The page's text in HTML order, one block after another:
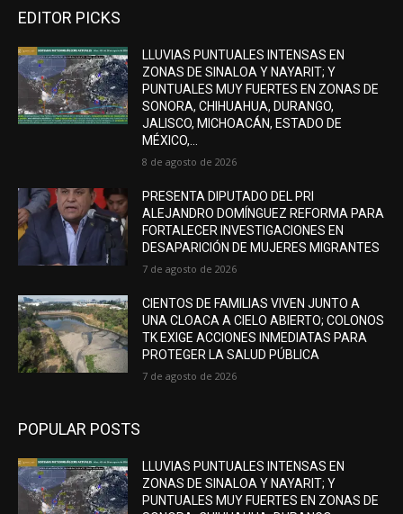
EDITOR PICKS
LLUVIAS PUNTUALES INTENSAS EN
ZONAS DE SINALOA Y NAYARIT; Y
PUNTUALES MUY FUERTES EN ZONAS DE
SONORA, CHIHUAHUA, DURANGO,
JALISCO, MICHOACÁN, ESTADO DE
MÉXICO,...
8 de agosto de 2026
PRESENTA DIPUTADO DEL PRI
ALEJANDRO DOMÍNGUEZ REFORMA PARA
FORTALECER INVESTIGACIONES EN
DESAPARICIÓN DE MUJERES MIGRANTES
7 de agosto de 2026
CIENTOS DE FAMILIAS VIVEN JUNTO A
UNA CLOACA A CIELO ABIERTO; COLONOS
TK EXIGE ACCIONES INMEDIATAS PARA
PROTEGER LA SALUD PÚBLICA
7 de agosto de 2026
POPULAR POSTS
LLUVIAS PUNTUALES INTENSAS EN
ZONAS DE SINALOA Y NAYARIT; Y
PUNTUALES MUY FUERTES EN ZONAS DE